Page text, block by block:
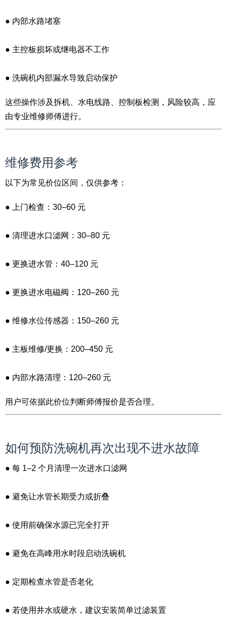
● 内部水路堵塞
● 主控板损坏或继电器不工作
● 洗碗机内部漏水导致启动保护
这些操作涉及拆机、水电线路、控制板检测，风险较高，应
由专业维修师傅进行。
维修费用参考
以下为常见价位区间，仅供参考：
● 上门检查：30–60 元
● 清理进水口滤网：30–80 元
● 更换进水管：40–120 元
● 更换进水电磁阀：120–260 元
● 维修水位传感器：150–260 元
● 主板维修/更换：200–450 元
● 内部水路清理：120–260 元
用户可依据此价位判断师傅报价是否合理。
如何预防洗碗机再次出现不进水故障
● 每 1–2 个月清理一次进水口滤网
● 避免让水管长期受力或折叠
● 使用前确保水源已完全打开
● 避免在高峰用水时段启动洗碗机
● 定期检查水管是否老化
● 若使用井水或硬水，建议安装简单过滤装置